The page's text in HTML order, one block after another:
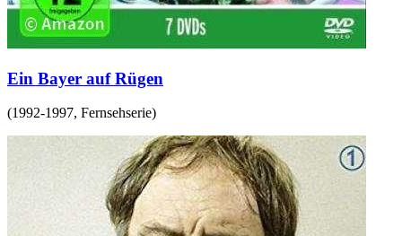
Ein Bayer auf Rügen
(1992-1997, Fernsehserie)